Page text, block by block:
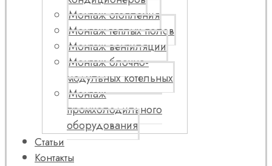
Монтаж отопления
Монтаж теплых полов
Монтаж вентиляции
Монтаж блочно-
модульных котельных
Монтаж
промхолодильного
оборудования
Статьи
Контакты